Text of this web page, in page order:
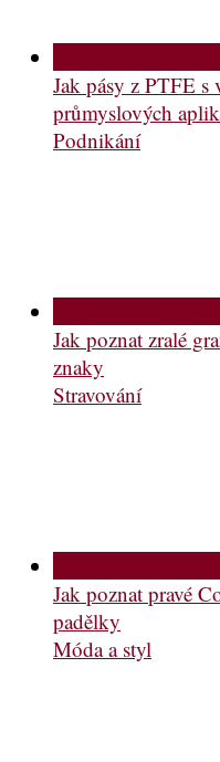
Jak pásy z PTFE
průmyslových
Podnikání
Jak poznat zralé
znaky
Stravování
Jak poznat pravé
padělky
Móda a styl